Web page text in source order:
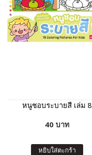
หนูชอบระบายสี เล่ม 8
40 บาท
หยิบใส่ตะกร้า